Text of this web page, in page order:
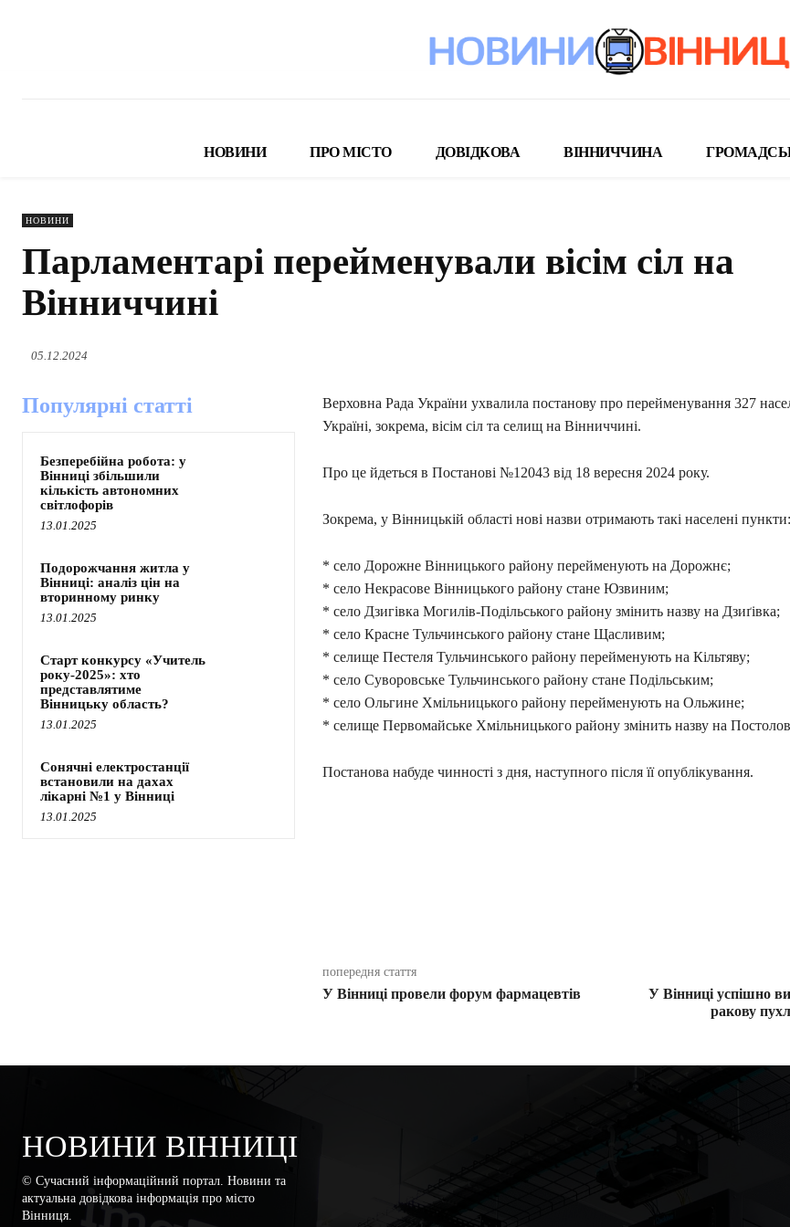
НОВИНИ ПРО МІСТО ДОВІДКОВА ВІННИЧЧИНА
НОВИНИ
Парламентарі перейменували вісім сіл на
Вінниччині
05.12.2024
Популярні статті
Безперебійна робота: у
Вінниці збільшили
кількість автономних
світлофорів
13.01.2025
Подорожчання житла у
Вінниці: аналіз цін на
вторинному ринку
13.01.2025
Старт конкурсу «Учитель
року-2025»: хто
представлятиме
Вінницьку область?
13.01.2025
Сонячні електростанції
встановили на дахах
лікарні №1 у Вінниці
13.01.2025
Верховна Рада України ухвалила постанову про перейменування 327
Україні, зокрема, вісім сіл та селищ на Вінниччині.
Про це йдеться в Постанові №12043 від 18 вересня 2024 року.
Зокрема, у Вінницькій області нові назви отримають такі населені пункти:
* село Дорожне Вінницького району перейменують на Дорожнє;
* село Некрасове Вінницького району стане Юзвиним;
* село Дзигівка Могилів-Подільського району змінить назву на Дзиґівка;
* село Красне Тульчинського району стане Щасливим;
* селище Пестеля Тульчинського району перейменують на Кільтяву;
* село Суворовське Тульчинського району стане Подільським;
* село Ольгине Хмільницького району перейменують на Ольжине;
* селище Первомайське Хмільницького району змінить назву на
Постанова набуде чинності з дня, наступного після її опублікування.
попередня стаття
У Вінниці провели форум фармацевтів
У Вінниці успішно
ракову
НОВИНИ ВІННИЦІ
© Сучасний інформаційний портал. Новини та
актуальна довідкова інформація про місто
Вінниця.